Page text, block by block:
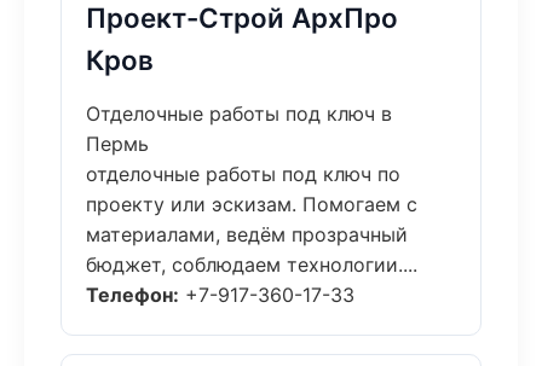
Проект-Строй АрхПро
Кров
Отделочные работы под ключ в
Пермь
отделочные работы под ключ по
проекту или эскизам. Помогаем с
материалами, ведём прозрачный
бюджет, соблюдаем технологии....
Телефон: +7-917-360-17-33